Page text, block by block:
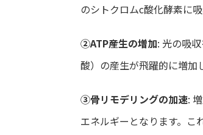
のシトクロムc酸化酵素に吸
②ATP産生の増加: 光の吸
酸）の産生が飛躍的に増加
③骨リモデリングの加速:
エネルギーとなります。こ